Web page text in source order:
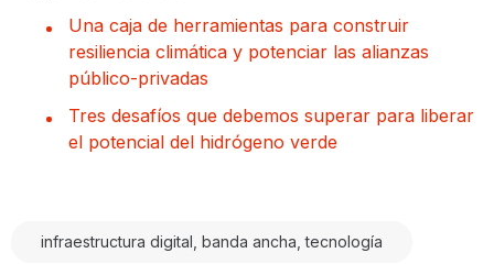
Una caja de herramientas para construir
resiliencia climática y potenciar las alianzas
público-privadas
Tres desafíos que debemos superar para liberar
el potencial del hidrógeno verde
infraestructura digital, banda ancha, tecnología